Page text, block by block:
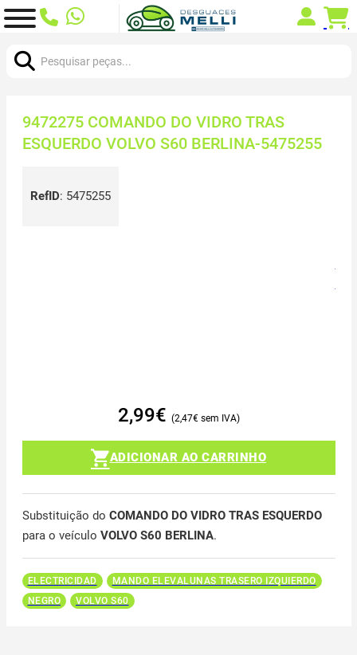
9472275 COMANDO DO VIDRO TRAS
ESQUERDO VOLVO S60 BERLINA-5475255
RefID: 5475255
2,99€ 2,47€
ADICIONAR AO CARRINHO
Substituição do COMANDO DO VIDRO TRAS ESQUERDO
para o veículo VOLVO S60 BERLINA.
ELECTRICIDAD
MANDO ELEVALUNAS TRASERO IZQUIERDO
NEGRO
VOLVO S60